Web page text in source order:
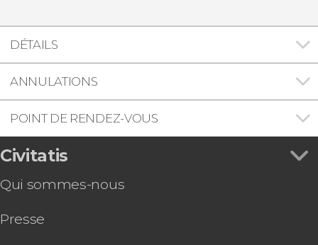
DÉTAILS
ANNULATIONS
POINT DE RENDEZ-VOUS
Civitatis
Qui sommes-nous
Presse